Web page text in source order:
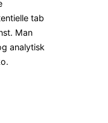
tab
Man
analytisk